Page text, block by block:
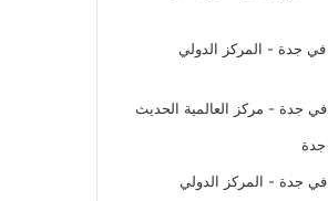
في جدة - المركز الدولي
في جدة - مركز العالمية الحديث
في جدة - المركز الدولي